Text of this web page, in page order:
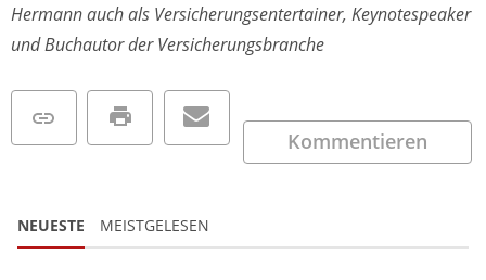
Hermann auch als Versicherungsentertainer, Keynotespeaker
und Buchautor der Versicherungsbranche
Kommentieren
NEUESTE MEISTGELESEN